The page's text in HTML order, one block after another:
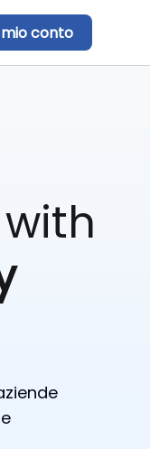
conto